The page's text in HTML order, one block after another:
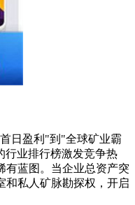
日盈利"到"全球矿业霸
行业排行榜激发竞争热
有蓝图。当企业总资产突
和私人矿脉勘探权，开启